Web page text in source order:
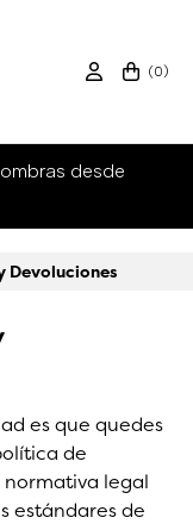
(0)
desde
Devoluciones
es que quedes
de
normativa legal
estándares de